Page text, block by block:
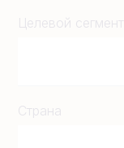
Целевой сегмент
Страна